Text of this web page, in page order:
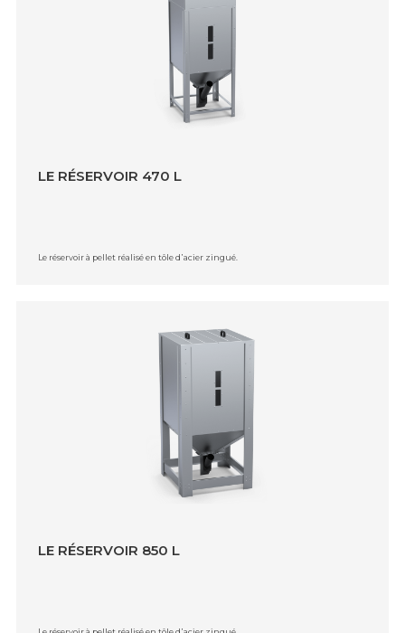
LE RÉSERVOIR 470 L
Le réservoir à pellet réalisé en tôle d᾿acier zingué.
LE RÉSERVOIR 850 L